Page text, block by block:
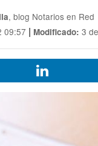
, blog Notarios en Red
09:57 | Modificado: 3